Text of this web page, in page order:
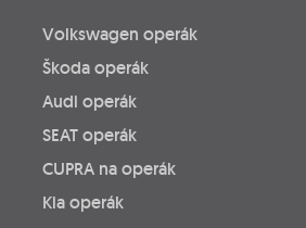
Volkswagen operák
Škoda operák
Audi operák
SEAT operák
CUPRA na operák
Kia operák